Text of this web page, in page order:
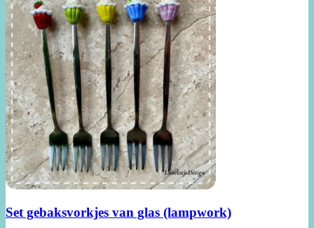
Set gebaksvorkjes van glas (lampwork)